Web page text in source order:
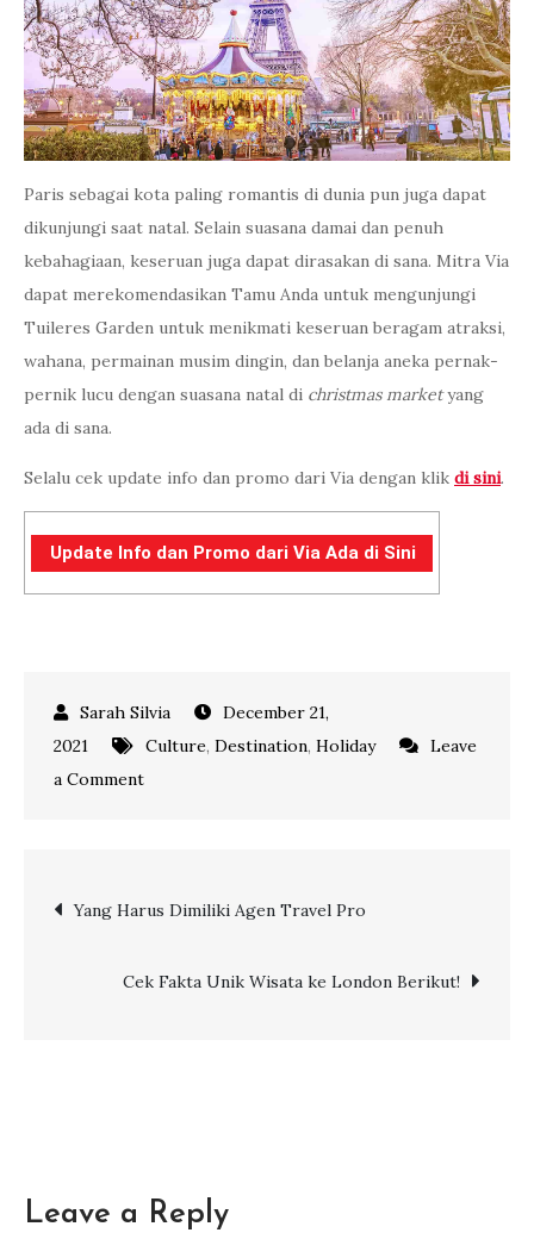
Paris sebagai kota paling romantis di dunia pun juga dapat
dikunjungi saat natal. Selain suasana damai dan penuh
kebahagiaan, keseruan juga dapat dirasakan di sana. Mitra Via
dapat merekomendasikan Tamu Anda untuk mengunjungi
Tuileres Garden untuk menikmati keseruan beragam atraksi,
wahana, permainan musim dingin, dan belanja aneka pernak-
pernik lucu dengan suasana natal di christmas marketyang
ada di sana.
Selalu cek update info dan promo dari Via dengan klik di sini.
Update Info dan Promo dari Via Ada di Sini
December 21,
2021
Culture, Destination, Holiday
Leave
a Commenton
Kegiatan
Sambut
Post
navigation
Yang Harus Dimiliki Agen Travel Pro
Cek Fakta Unik Wisata ke London Berikut!
Leave a Reply